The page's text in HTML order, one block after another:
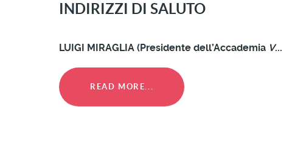
INDIRIZZI DI SALUTO
LUIGI MIRAGLIA (Presidente dell’Accademia V...
READ MORE...